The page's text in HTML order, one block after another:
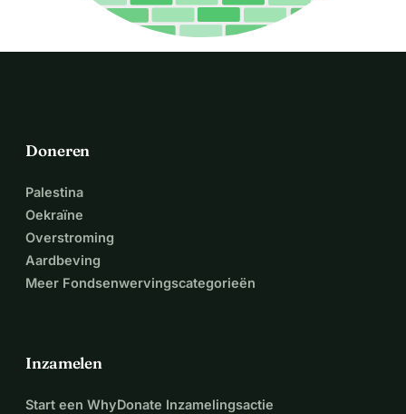
Doneren
Palestina
Oekraïne
Overstroming
Aardbeving
Meer Fondsenwervingscategorieën
Inzamelen
Start een WhyDonate Inzamelingsactie